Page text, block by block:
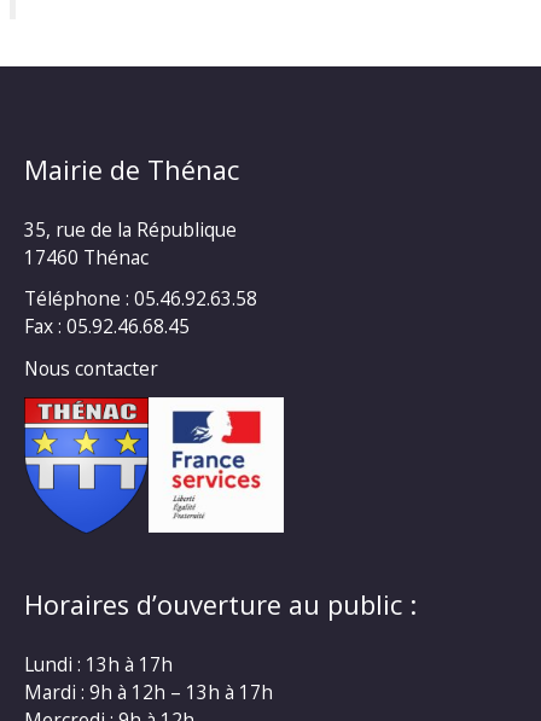
Mairie de Thénac
35, rue de la République
17460 Thénac
Téléphone : 05.46.92.63.58
Fax : 05.92.46.68.45
Nous contacter
Horaires d’ouverture au public :
Lundi : 13h à 17h
Mardi : 9h à 12h – 13h à 17h